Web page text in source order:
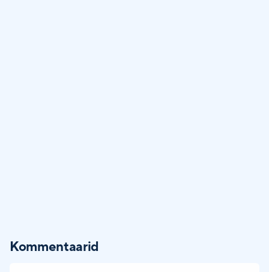
Kommentaarid